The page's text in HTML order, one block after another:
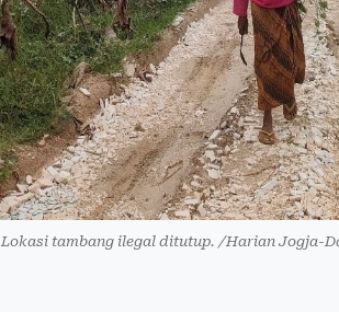
Lokasi tambang ilegal ditutup. /Harian Jogja-